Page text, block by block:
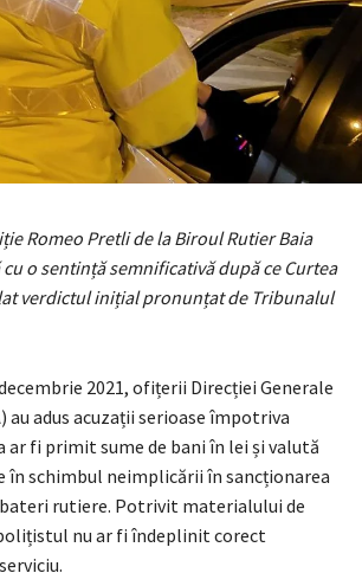
Romeo Pretli de la Biroul Rutier Baia
o sentință semnificativă după ce Curtea
verdictul inițial pronunțat de Tribunalul
2021, ofițerii Direcției Generale
au adus acuzații serioase împotriva
ar fi primit sume de bani în lei și valută
în schimbul neimplicării în sancționarea
rutiere. Potrivit materialului de
nu ar fi îndeplinit corect